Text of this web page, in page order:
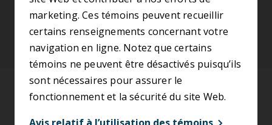
marketing. Ces témoins peuvent recueillir
certains renseignements concernant votre
navigation en ligne. Notez que certains
témoins ne peuvent être désactivés puisqu’ils
sont nécessaires pour assurer le
fonctionnement et la sécurité du site Web.